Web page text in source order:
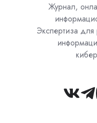
Журнал,
Экспертиза